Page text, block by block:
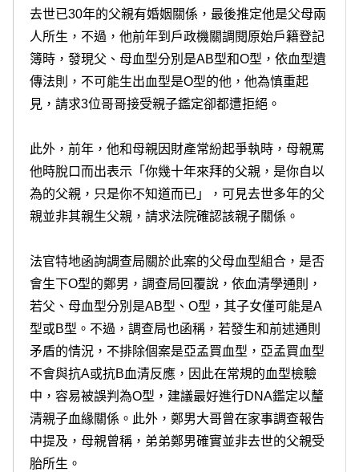
去世已30年的父親有婚姻關係，最後推定他是父母兩
人所生，不過，他前年到戶政機關調閱原始戶籍登記
簿時，發現父、母血型分別是AB型和O型，依血型遺
傳法則，不可能生出血型是O型的他，他為慎重起
見，請求3位哥哥接受親子鑑定卻都遭拒絕。
此外，前年，他和母親因財產常紛起爭執時，母親罵
他時脫口而出表示「你幾十年來拜的父親，是你自以
為的父親，只是你不知道而已」，可見去世多年的父
親並非其親生父親，請求法院確認該親子關係。
法官特地函詢調查局關於此案的父母血型組合，是否
會生下O型的鄭男，調查局回覆說，依血清學通則，
若父、母血型分別是AB型、O型，其子女僅可能是A
型或B型。不過，調查局也函稱，若發生和前述通則
矛盾的情況，不排除個案是亞孟買血型，亞孟買血型
不會與抗A或抗B血清反應，因此在常規的血型檢驗
中，容易被誤判為O型，建議最好進行DNA鑑定以釐
清親子血緣關係。此外，鄭男大哥曾在家事調查報告
中提及，母親曾稱，弟弟鄭男確實並非去世的父親受
胎所生。